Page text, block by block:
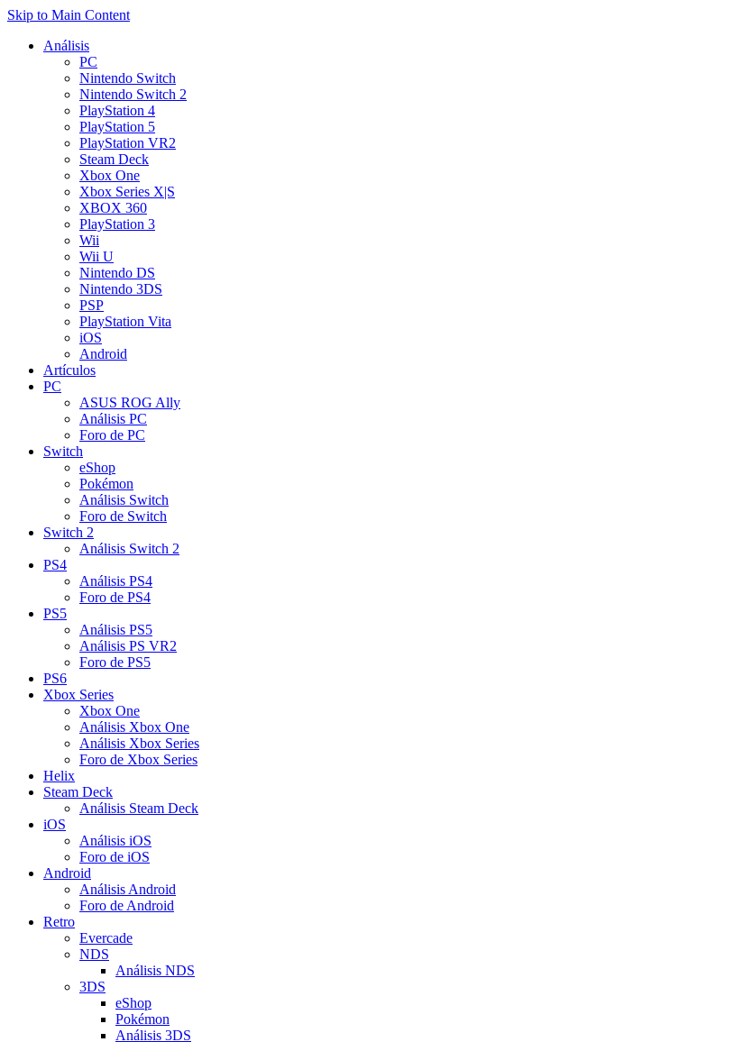
Skip to Main Content
Análisis
PC
Nintendo Switch
Nintendo Switch 2
PlayStation 4
PlayStation 5
PlayStation VR2
Steam Deck
Xbox One
Xbox Series X|S
XBOX 360
PlayStation 3
Wii
Wii U
Nintendo DS
Nintendo 3DS
PSP
PlayStation Vita
iOS
Android
Artículos
PC
ASUS ROG Ally
Análisis PC
Foro de PC
Switch
eShop
Pokémon
Análisis Switch
Foro de Switch
Switch 2
Análisis Switch 2
PS4
Análisis PS4
Foro de PS4
PS5
Análisis PS5
Análisis PS VR2
Foro de PS5
PS6
Xbox Series
Xbox One
Análisis Xbox One
Análisis Xbox Series
Foro de Xbox Series
Helix
Steam Deck
Análisis Steam Deck
iOS
Análisis iOS
Foro de iOS
Android
Análisis Android
Foro de Android
Retro
Evercade
NDS
Análisis NDS
3DS
eShop
Pokémon
Análisis 3DS